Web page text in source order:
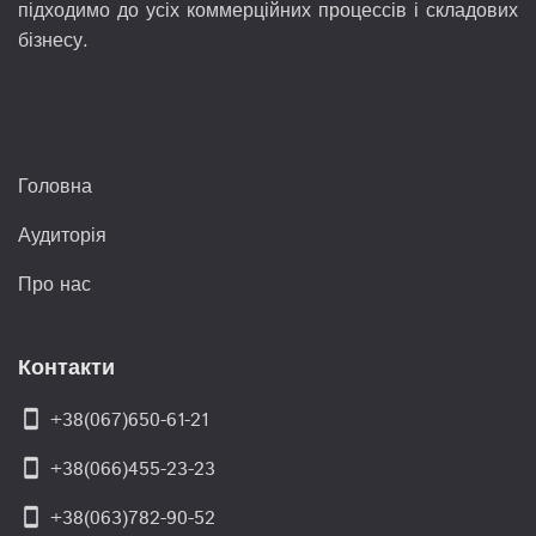
підходимо до усіх коммерційних процессів і складових
бізнесу.
Головна
Аудиторія
Про нас
Контакти
smartphone +38(067)650-61-21
smartphone +38(066)455-23-23
smartphone +38(063)782-90-52